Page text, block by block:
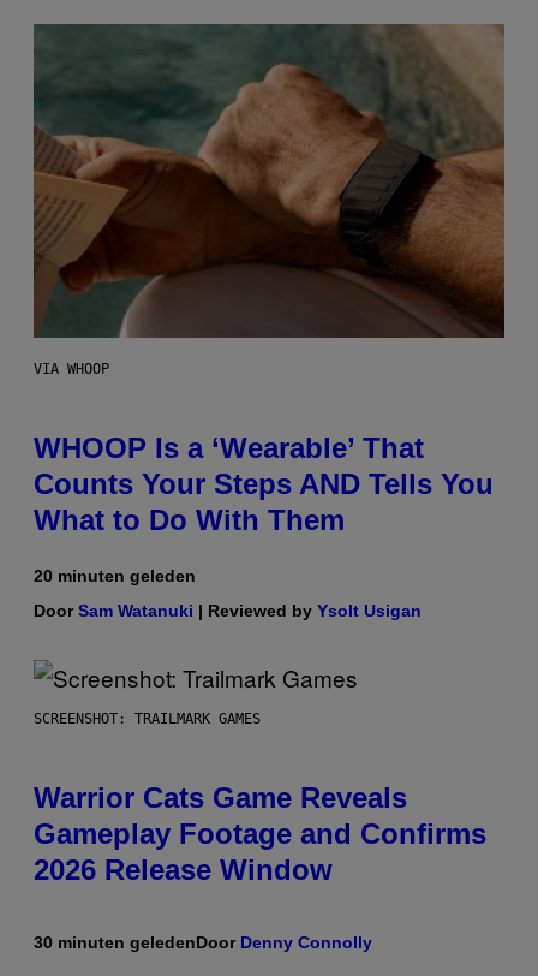
VIA WHOOP
WHOOP Is a ‘Wearable’ That
Counts Your Steps AND Tells You
What to Do With Them
20 minuten geleden
DoorSam Watanuki | Reviewed by Ysolt Usigan
SCREENSHOT: TRAILMARK GAMES
Warrior Cats Game Reveals
Gameplay Footage and Confirms
2026 Release Window
30 minuten geledenDoor Denny Connolly